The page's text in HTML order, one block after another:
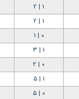
1 | 2
1 | 2
0 | 1
1 | 3
0 | 2
1 | 5
0 | 5